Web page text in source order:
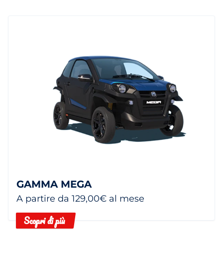
GAMMA MEGA
A partire da 129,00€ al mese
Scopri di più